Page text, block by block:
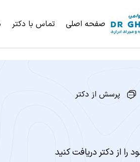
صفحه اصلی تماس با دکتر
پرسش از دکتر
از دکتر دریافت کنید